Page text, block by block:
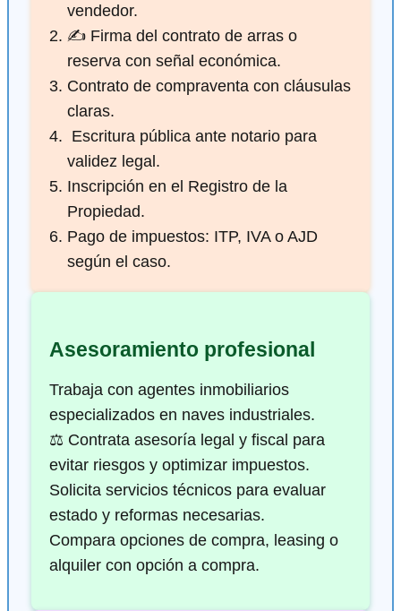
vendedor.
✍️ Firma del contrato de arras o
reserva con señal económica.
Contrato de compraventa con cláusulas
claras.
️ Escritura pública ante notario para
validez legal.
Inscripción en el Registro de la
Propiedad.
Pago de impuestos: ITP, IVA o AJD
según el caso.
Asesoramiento profesional
Trabaja con agentes inmobiliarios
especializados en naves industriales.
⚖️ Contrata asesoría legal y fiscal para
evitar riesgos y optimizar impuestos.
Solicita servicios técnicos para evaluar
estado y reformas necesarias.
Compara opciones de compra, leasing o
alquiler con opción a compra.